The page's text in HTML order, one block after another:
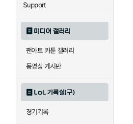
Support
미디어 갤러리
팬아트 카툰 갤러리
동영상 게시판
LoL 기록실(구)
경기기록